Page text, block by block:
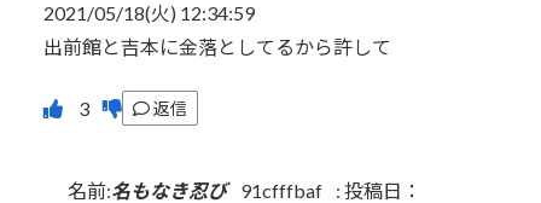
2021/05/18(火) 12:34:59
出前館と吉本に金落としてるから許して
返信
名前:名もなき忍び 91cfffbaf : 投稿日：